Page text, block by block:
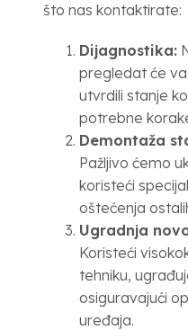
što nas kontaktirate:
Dijagnostika:
pregledat će
utvrdili stanje
potrebne
Demontaža
Pažljivo ćemo
koristeći
oštećenja
Ugradnja
Koristeći
tehniku,
osiguravajući
uređaja.